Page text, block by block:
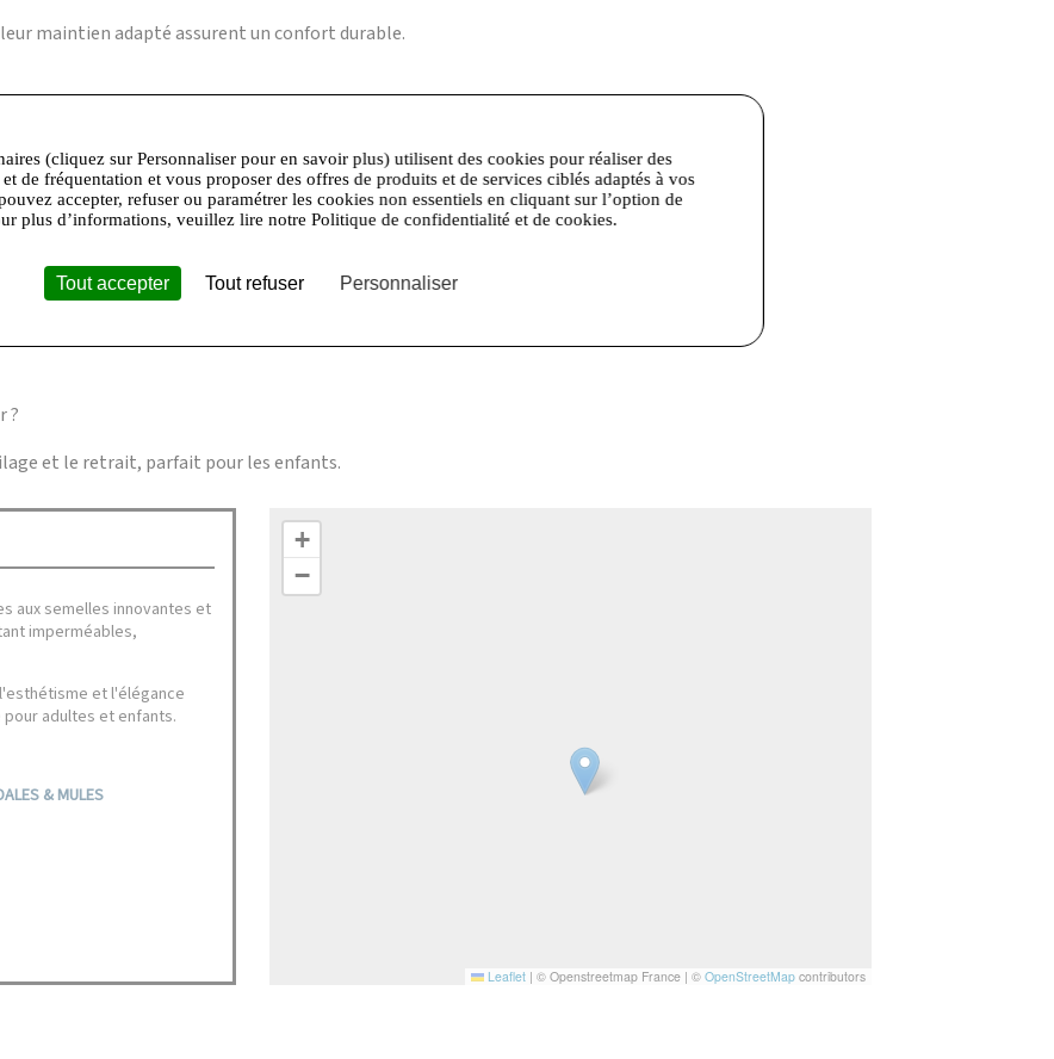
maintien adapté assurent un confort durable.
humide suffit pour préserver l’éclat du cuir verni et l’aspect nacré.
en extérieur ?
sécurisé les rendent idéales pour les jeux en extérieur.
?
et le retrait, parfait pour les enfants.
aux semelles innovantes et
imperméables,
et l'élégance
adultes et enfants.
& MULES
+
−
Leaflet | © Openstreetmap France | © OpenStreetMapcontributors
(cliquez sur Personnaliser pour en savoir plus) utilisent des cookies pour réaliser des
de fréquentation et vous proposer des offres de produits et de services ciblés adaptés à vos
accepter, refuser ou paramétrer les cookies non essentiels en cliquant sur l’option de
plus d’informations, veuillez lire notre Politique de confidentialité et de cookies.
Tout accepter Tout refuser Personnaliser